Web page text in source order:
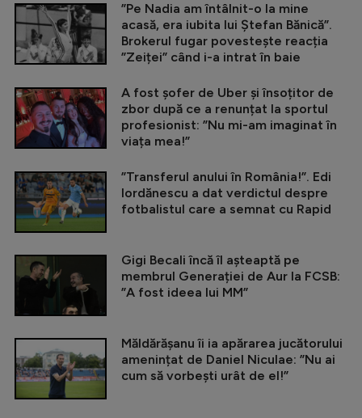
”Pe Nadia am întâlnit-o la mine
acasă, era iubita lui Ștefan Bănică”.
Brokerul fugar povestește reacția
”Zeiței” când i-a intrat în baie
A fost șofer de Uber și însoțitor de
zbor după ce a renunțat la sportul
profesionist: ”Nu mi-am imaginat în
viața mea!”
”Transferul anului în România!”. Edi
Iordănescu a dat verdictul despre
fotbalistul care a semnat cu Rapid
Gigi Becali încă îl așteaptă pe
membrul Generației de Aur la FCSB:
”A fost ideea lui MM”
Măldărășanu îi ia apărarea jucătorului
amenințat de Daniel Niculae: ”Nu ai
cum să vorbești urât de el!”